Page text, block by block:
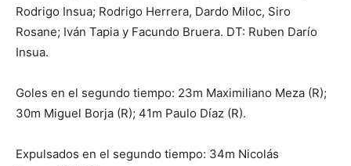
Rodrigo Insua; Rodrigo Herrera, Dardo Miloc, Siro
Rosane; Iván Tapia y Facundo Bruera. DT: Ruben Darío
Insua.
Goles en el segundo tiempo: 23m Maximiliano Meza (R);
30m Miguel Borja (R); 41m Paulo Díaz (R).
Expulsados en el segundo tiempo: 34m Nicolás